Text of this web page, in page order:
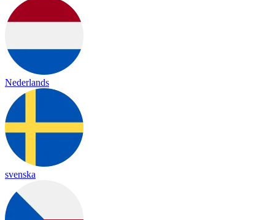
Nederlands
svenska